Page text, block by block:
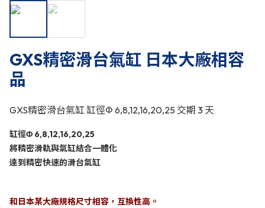
GXS精密滑台氣缸 日本大廠相容
品
GXS精密滑台氣缸 缸徑Φ 6,8,12,16,20,25 交期 3 天
缸徑Φ 6,8,12,16,20,25
將精密滑軌與氣缸結合一體化
達到精密快速的滑台氣缸
和日本某大廠規格尺寸相容，互換性高。